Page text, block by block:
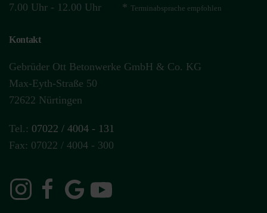
7.00 Uhr - 12.00 Uhr * Terminabsprache empfohlen
Kontakt
Gebrüder Ott Betonwerke GmbH & Co. KG
Max-Eyth-Straße 50
72622 Nürtingen
Tel.: 07022 / 4004 - 131
Fax: 07022 / 4004 - 300